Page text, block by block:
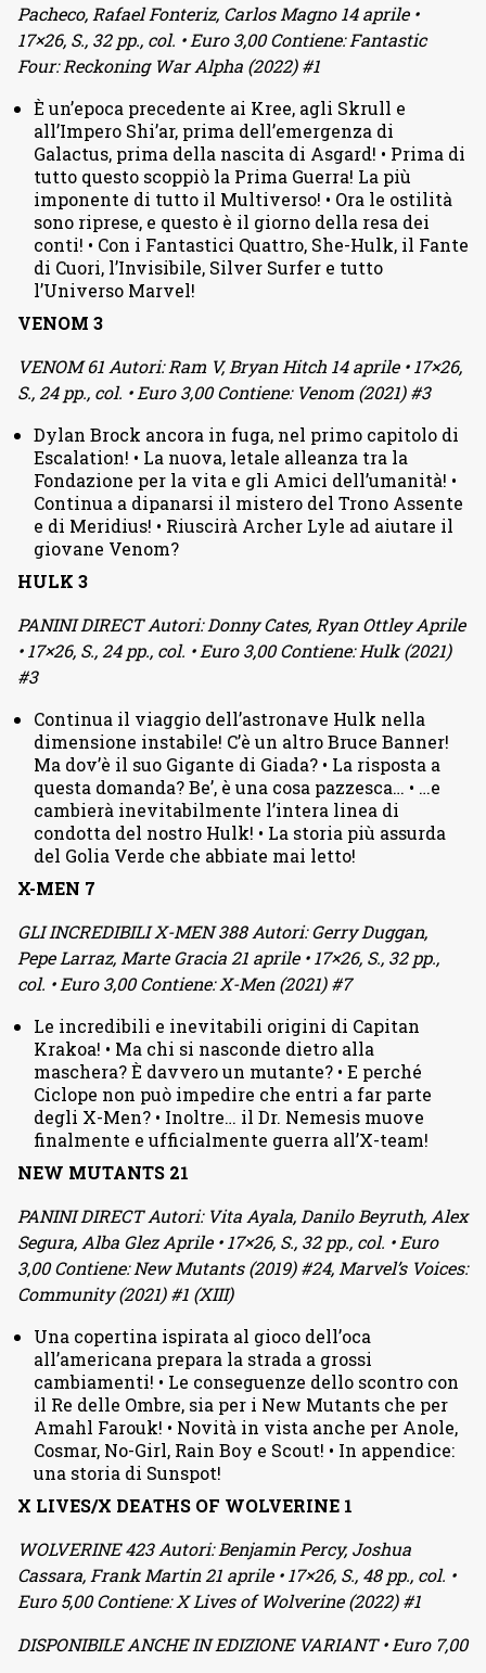
Pacheco, Rafael Fonteriz, Carlos Magno 14 aprile •
17×26, S., 32 pp., col. • Euro 3,00 Contiene: Fantastic
Four: Reckoning War Alpha (2022) #1
È un’epoca precedente ai Kree, agli Skrull e
all’Impero Shi’ar, prima dell’emergenza di
Galactus, prima della nascita di Asgard! • Prima di
tutto questo scoppiò la Prima Guerra! La più
imponente di tutto il Multiverso! • Ora le ostilità
sono riprese, e questo è il giorno della resa dei
conti! • Con i Fantastici Quattro, She-Hulk, il Fante
di Cuori, l’Invisibile, Silver Surfer e tutto
l’Universo Marvel!
VENOM 3
VENOM 61 Autori: Ram V, Bryan Hitch 14 aprile • 17×26,
S., 24 pp., col. • Euro 3,00 Contiene: Venom (2021) #3
Dylan Brock ancora in fuga, nel primo capitolo di
Escalation! • La nuova, letale alleanza tra la
Fondazione per la vita e gli Amici dell’umanità! •
Continua a dipanarsi il mistero del Trono Assente
e di Meridius! • Riuscirà Archer Lyle ad aiutare il
giovane Venom?
HULK 3
PANINI DIRECT Autori: Donny Cates, Ryan Ottley Aprile
• 17×26, S., 24 pp., col. • Euro 3,00 Contiene: Hulk (2021)
#3
Continua il viaggio dell’astronave Hulk nella
dimensione instabile! C’è un altro Bruce Banner!
Ma dov’è il suo Gigante di Giada? • La risposta a
questa domanda? Be’, è una cosa pazzesca… • …e
cambierà inevitabilmente l’intera linea di
condotta del nostro Hulk! • La storia più assurda
del Golia Verde che abbiate mai letto!
X-MEN 7
GLI INCREDIBILI X-MEN 388 Autori: Gerry Duggan,
Pepe Larraz, Marte Gracia 21 aprile • 17×26, S., 32 pp.,
col. • Euro 3,00 Contiene: X-Men (2021) #7
Le incredibili e inevitabili origini di Capitan
Krakoa! • Ma chi si nasconde dietro alla
maschera? È davvero un mutante? • E perché
Ciclope non può impedire che entri a far parte
degli X-Men? • Inoltre… il Dr. Nemesis muove
finalmente e ufficialmente guerra all’X-team!
NEW MUTANTS 21
PANINI DIRECT Autori: Vita Ayala, Danilo Beyruth, Alex
Segura, Alba Glez Aprile • 17×26, S., 32 pp., col. • Euro
3,00 Contiene: New Mutants (2019) #24, Marvel’s Voices:
Community (2021) #1 (XIII)
Una copertina ispirata al gioco dell’oca
all’americana prepara la strada a grossi
cambiamenti! • Le conseguenze dello scontro con
il Re delle Ombre, sia per i New Mutants che per
Amahl Farouk! • Novità in vista anche per Anole,
Cosmar, No-Girl, Rain Boy e Scout! • In appendice:
una storia di Sunspot!
X LIVES/X DEATHS OF WOLVERINE 1
WOLVERINE 423 Autori: Benjamin Percy, Joshua
Cassara, Frank Martin 21 aprile • 17×26, S., 48 pp., col. •
Euro 5,00 Contiene: X Lives of Wolverine (2022) #1
DISPONIBILE ANCHE IN EDIZIONE VARIANT • Euro 7,00